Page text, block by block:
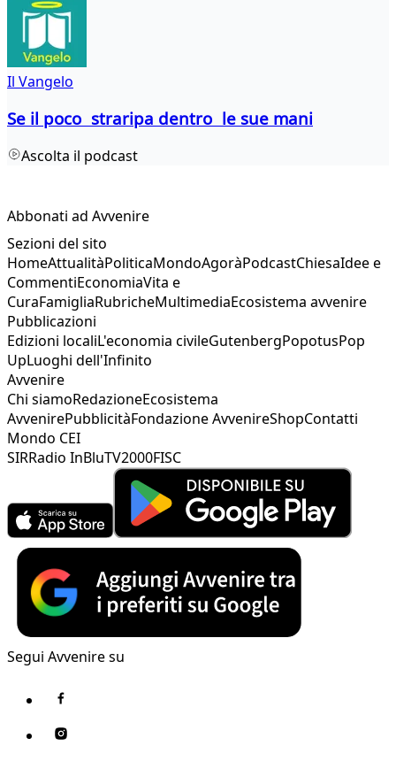
Il Vangelo
Se il poco straripa dentro le sue mani
Ascolta il podcast
Abbonati ad Avvenire
Sezioni del sito
HomeAttualitàPoliticaMondoAgoràPodcastChiesaIdee e
CommentiEconomiaVita e
CuraFamigliaRubricheMultimediaEcosistema avvenire
Pubblicazioni
Edizioni localiL'economia civileGutenbergPopotusPop
UpLuoghi dell'Infinito
Avvenire
Chi siamoRedazioneEcosistema
AvvenirePubblicitàFondazione AvvenireShopContatti
Mondo CEI
SIRRadio InBluTV2000FISC
Segui Avvenire su